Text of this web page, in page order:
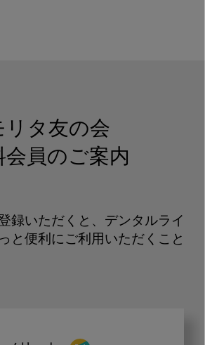
リタ友の会
会員のご案内
録いただくと、デンタルライ
と便利にご利用いただくこと